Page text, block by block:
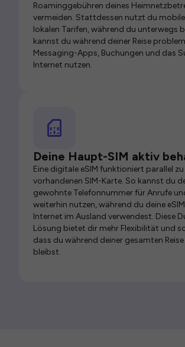
Roaminggebühren deines
vermeiden. Stattdessen nutzt du
lokalen Tarifen, während du unterwegs
kannst du während deiner Reise
Messaging-Apps, Buchungen und das
Internet nutzen.
Deine Haupt-SIM aktiv
Eine digitale eSIM funktioniert parallel
vorhandenen SIM-Karte. So kannst du
gewohnte Telefonnummer für Anrufe
weiterhin nutzen, während du deine
Internet im Ausland verwendest. Diese
Lösung bietet dir mehr Flexibilität und
dass du während deiner gesamten
bleibst.